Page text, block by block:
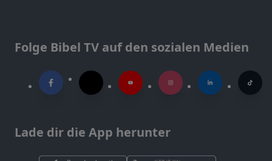
Folge Bibel TV auf den sozialen Medien
Lade dir die App herunter